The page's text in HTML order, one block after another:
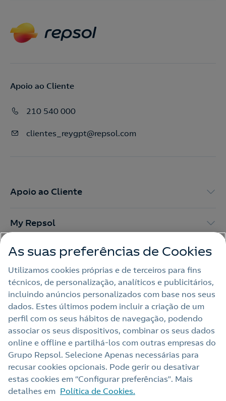
Apoio ao Cliente
210 540 000
clientes_reygpt@repsol.com
Apoio ao Cliente
My Repsol
Outras Energias
Links Úteis
Nota legal
Política de privacidade
Política de cookies
Termos e Condições My Repsol
As suas preferências de Cookies
Utilizamos cookies próprias e de terceiros para fins
técnicos, de personalização, analíticos e publicitários,
incluindo anúncios personalizados com base nos seus
dados. Estes últimos podem incluir a criação de um
perfil com os seus hábitos de navegação, podendo
associar os seus dispositivos, combinar os seus dados
online e offline e partilhá‑los com outras empresas do
Grupo Repsol. Selecione Apenas necessárias para
recusar cookies opcionais. Pode gerir ou desativar
estas cookies em “Configurar preferências”. Mais
detalhes em Política de Cookies.